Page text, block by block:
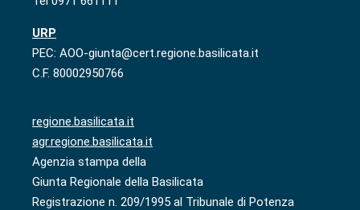
URP
PEC: AOO-giunta@cert.regione.basilicata.it
C.F. 80002950766
regione.basilicata.it
agr.regione.basilicata.it
Agenzia stampa della
Giunta Regionale della Basilicata
Registrazione n. 209/1995 al Tribunale di Potenza